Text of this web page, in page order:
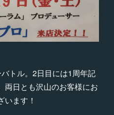
トル。2日目には1周年記
両日とも沢山のお客様にお
ます！